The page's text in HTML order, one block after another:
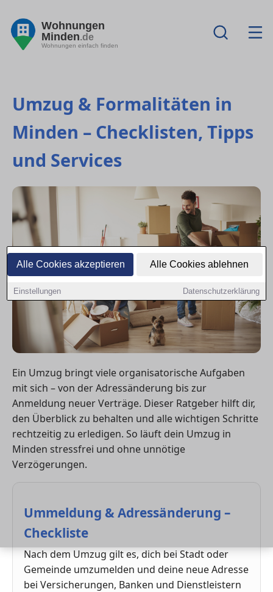
Alle Cookies akzeptieren Alle Cookies ablehnen
Einstellungen Datenschutzerklärung
Wohnungen
Minden.de
Wohnungen einfach finden
Umzug & Formalitäten in
Minden – Checklisten, Tipps
und Services
Ein Umzug bringt viele organisatorische Aufgaben
mit sich – von der Adressänderung bis zur
Anmeldung neuer Verträge. Dieser Ratgeber hilft dir,
den Überblick zu behalten und alle wichtigen Schritte
rechtzeitig zu erledigen. So läuft dein Umzug in
Minden stressfrei und ohne unnötige
Verzögerungen.
Ummeldung & Adressänderung –
Checkliste
Nach dem Umzug gilt es, dich bei Stadt oder
Gemeinde umzumelden und deine neue Adresse
bei Versicherungen, Banken und Dienstleistern